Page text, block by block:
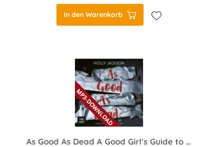
In den Warenkorb
As Good As Dead A Good Girl's Guide to Murder Trilogie